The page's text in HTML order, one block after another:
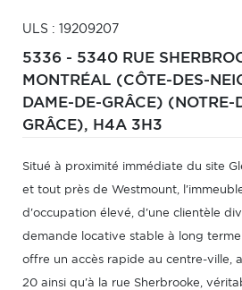
ULS : 19209207
5336 - 5340 RUE
MONTRÉAL (CÔTE-DES-
DAME-DE-GRÂCE) (NOTRE-
GRÂCE), H4A 3H3
Situé à proximité immédiate du site
et tout près de Westmount,
d'occupation élevé, d'une clientèle
demande locative stable à long
offre un accès rapide au centre-ville,
20 ainsi qu'à la rue Sherbrooke,